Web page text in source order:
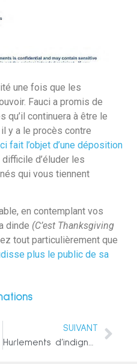
une fois que les
Fauci a promis de
qu’il continuera à être le
y a le procès contre
fait l’objet d’une déposition
d’éluder les
qui vous tiennent
en contemplant vos
dinde (C’est Thanksgiving
tout particulièrement que
plus le public de sa
SUIVANT